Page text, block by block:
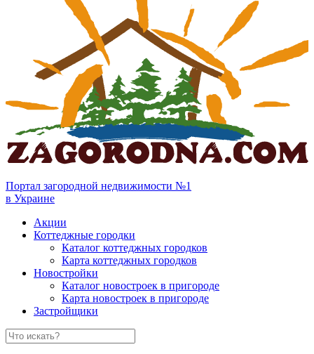
Портал загородной недвижимости №1
в Украине
Акции
Коттеджные городки
Каталог коттеджных городков
Карта коттеджных городков
Новостройки
Каталог новостроек в пригороде
Карта новостроек в пригороде
Застройщики